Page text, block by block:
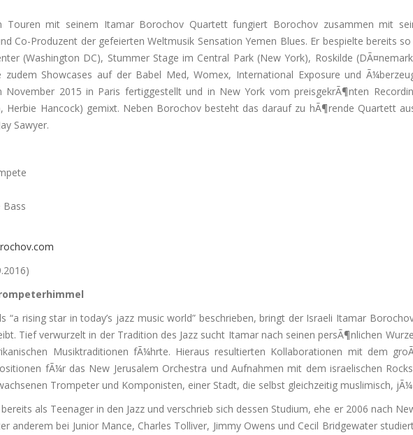
Touren mit seinem Itamar Borochov Quartett fungiert Borochov zusammen mit
Co-Produzent der gefeierten Weltmusik Sensation Yemen Blues. Er bespielte bereits
(Washington DC), Stummer Stage im Central Park (New York), Roskilde
Showcases auf der Babel Med, Womex, International Exposure und
November 2015 in Paris fertiggestellt und in New York vom preisgekrÃ¶nten
Herbie Hancock) gemixt. Neben Borochov besteht das darauf zu hÃ¶rende Quartett
Sawyer.
“a rising star in today’s jazz music world” beschrieben, bringt der Israeli Itamar
Tief verwurzelt in der Tradition des Jazz sucht Itamar nach seinen persÃ¶nlichen
Musiktraditionen fÃ¼hrte. Hieraus resultierten Kollaborationen mit dem
fÃ¼r das New Jerusalem Orchestra und Aufnahmen mit dem israelischen
Trompeter und Komponisten, einer Stadt, die selbst gleichzeitig muslimisch,
als Teenager in den Jazz und verschrieb sich dessen Studium, ehe er 2006 nach
anderem bei Junior Mance, Charles Tolliver, Jimmy Owens und Cecil Bridgewater